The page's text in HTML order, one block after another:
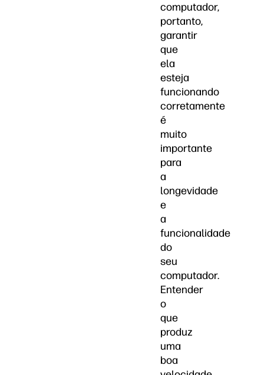
computador,
portanto,
garantir
que
ela
esteja
funcionando
corretamente
é
muito
importante
para
a
longevidade
e
a
funcionalidade
do
seu
computador.
Entender
o
que
produz
uma
boa